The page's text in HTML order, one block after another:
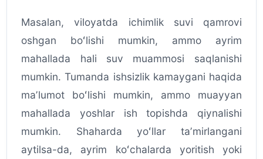
Masalan, viloyatda ichimlik suvi qamrovi
oshgan boʻlishi mumkin, ammo ayrim
mahallada hali suv muammosi saqlanishi
mumkin. Tumanda ishsizlik kamaygani haqida
maʼlumot boʻlishi mumkin, ammo muayyan
mahallada yoshlar ish topishda qiynalishi
mumkin. Shaharda yoʻllar taʼmirlangani
aytilsa-da, ayrim koʻchalarda yoritish yoki